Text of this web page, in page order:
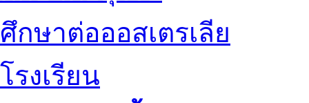
ศึกษาต่อออสเตรเลีย
โรงเรียน